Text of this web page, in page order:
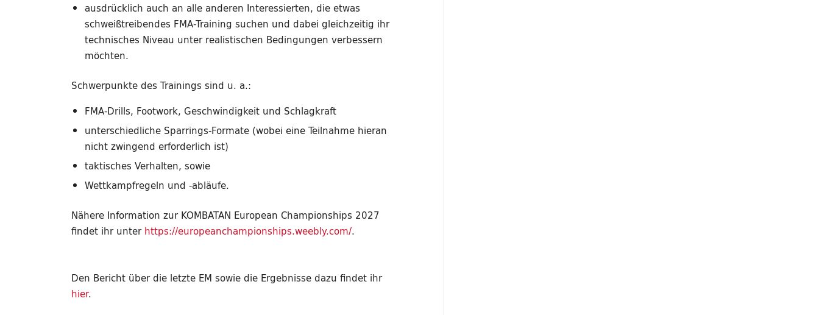
ausdrücklich auch an alle anderen Interessierten, die etwas
schweißtreibendes FMA-Training suchen und dabei gleichzeitig ihr
technisches Niveau unter realistischen Bedingungen verbessern
möchten.
Schwerpunkte des Trainings sind u. a.:
FMA-Drills, Footwork, Geschwindigkeit und Schlagkraft
unterschiedliche Sparrings-Formate (wobei eine Teilnahme hieran
nicht zwingend erforderlich ist)
taktisches Verhalten, sowie
Wettkampfregeln und -abläufe.
Nähere Information zur KOMBATAN European Championships 2027
findet ihr unter https://europeanchampionships.weebly.com/.
Den Bericht über die letzte EM sowie die Ergebnisse dazu findet ihr
hier.